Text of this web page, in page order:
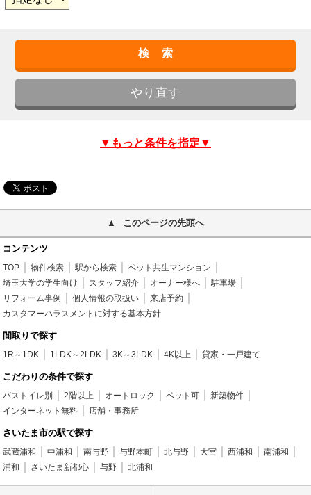
▼もっと条件を指定▼
このページの先頭へ
コンテンツ
TOP 物件検索 駅から検索
ペット共生マンション
埼玉大学の学生向け
スタッフ紹介 オーナー様へ
駐車場
リフォーム事例
個人情報の取扱い
来店予約
カスタマーハラスメントに対する基本方針
間取りで探す
1R～1DK 1LDK～2LDK 3K～3LDK 4K以上 貸家・一戸建て
こだわりの条件で探す
バストイレ別 2階以上 オートロック ペット可
新築物件
インターネット無料
店舗・事務所
さいたま市の駅で探す
武蔵浦和 中浦和 南与野 与野本町 北与野 大宮 西浦和
南浦和
浦和
さいたま新都心 与野 北浦和